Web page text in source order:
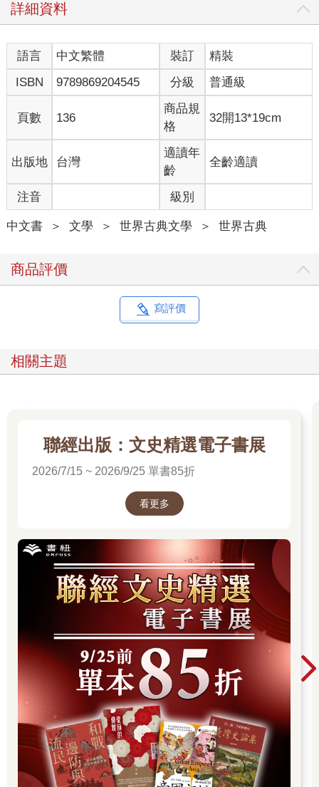
詳細資料
語言 中文繁體 裝訂
精裝
ISBN
9789869204545 分級 普通級
頁數 136
商品規
格
32開13*19cm
出版地 台灣
適讀年
齡
全齡適讀
注音 級別
中文書 ＞ 文學 ＞ 世界古典文學 ＞ 世界古典
商品評價
寫評價
相關主題
聯經出版：文史精選電子書展
2026/7/15 ~ 2026/9/25 單書85折
看更多